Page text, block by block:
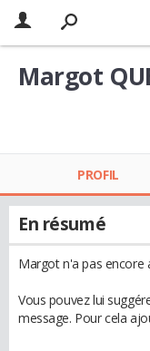
Margot
PROFIL
En résumé
Margot n'a pas encore
Vous pouvez lui
message. Pour cela